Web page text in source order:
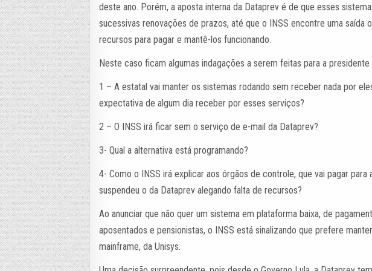
deste ano. Porém, a aposta interna da Dataprev é de que esses
sucessivas renovações de prazos, até que o INSS encontre uma saída
recursos para pagar e mantê-los funcionando.
Neste caso ficam algumas indagações a serem feitas para a
1 – A estatal vai manter os sistemas rodando sem receber nada por
expectativa de algum dia receber por esses serviços?
2 – O INSS irá ficar sem o serviço de e-mail da Dataprev?
3- Qual a alternativa está programando?
4- Como o INSS irá explicar aos órgãos de controle, que vai pagar para
suspendeu o da Dataprev alegando falta de recursos?
Ao anunciar que não quer um sistema em plataforma baixa, de
aposentados e pensionistas, o INSS está sinalizando que prefere
mainframe, da Unisys.